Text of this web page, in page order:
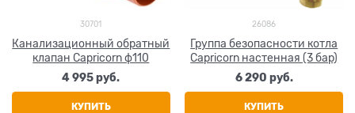
30701
Канализационный обратный
клапан Capricorn ф110
4 995 руб.
КУПИТЬ
26086
Группа безопасности котла
Capricorn настенная (3 бар)
6 290 руб.
КУПИТЬ